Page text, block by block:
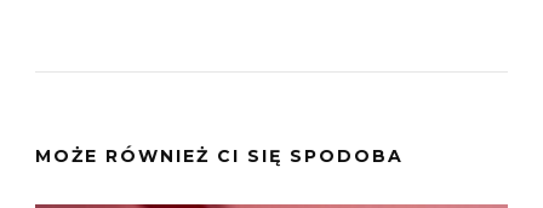
MOŻE RÓWNIEŻ CI SIĘ SPODOBA